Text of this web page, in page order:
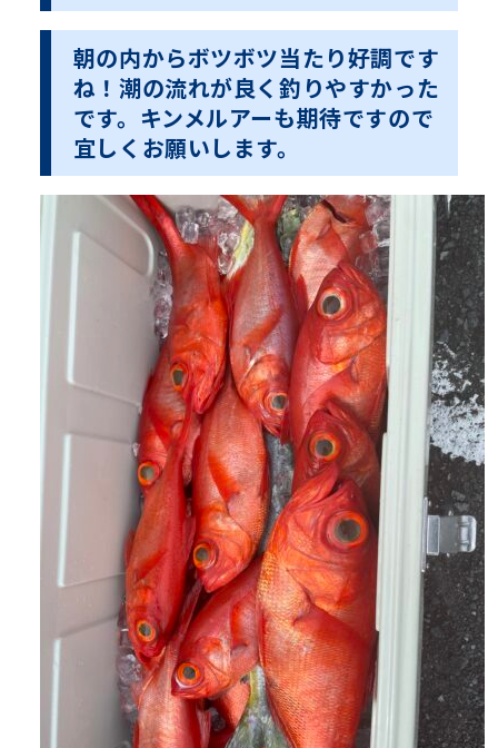
朝の内からボツボツ当たり好調です
ね！潮の流れが良く釣りやすかった
です。キンメルアーも期待ですので
宜しくお願いします。